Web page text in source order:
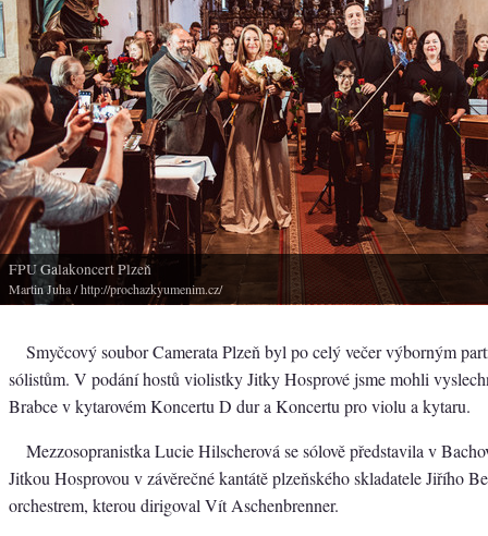
FPU Galakoncert Plzeň
Martin Juha/ http://prochazkyumenim.cz/
Smyčcový soubor Camerata Plzeň byl po celý večer výborným
sólistům. V podání hostů violistky Jitky Hosprové jsme mohli
Brabce v kytarovém Koncertu D dur a Koncertu pro violu a kytaru.
Mezzosopranistka Lucie Hilscherová se sólově představila v
Jitkou Hosprovou v závěrečné kantátě plzeňského skladatele Jiřího
orchestrem, kterou dirigoval Vít Aschenbrenner.